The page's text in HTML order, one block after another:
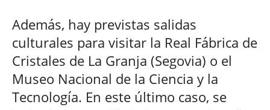
Además, hay previstas salidas
culturales para visitar la Real Fábrica de
Cristales de La Granja (Segovia) o el
Museo Nacional de la Ciencia y la
Tecnología. En este último caso, se